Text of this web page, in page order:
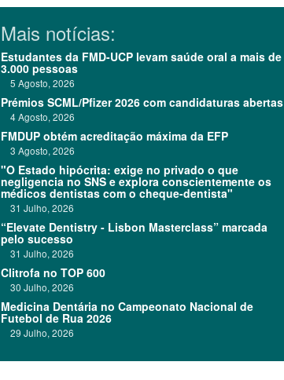
Mais notícias:
Estudantes da FMD-UCP levam saúde oral a mais de
3.000 pessoas
5 Agosto, 2026
Prémios SCML/Pfizer 2026 com candidaturas abertas
4 Agosto, 2026
FMDUP obtém acreditação máxima da EFP
3 Agosto, 2026
"O Estado hipócrita: exige no privado o que
negligencia no SNS e explora conscientemente os
médicos dentistas com o cheque-dentista"
31 Julho, 2026
“Elevate Dentistry - Lisbon Masterclass” marcada
pelo sucesso
31 Julho, 2026
Clitrofa no TOP 600
30 Julho, 2026
Medicina Dentária no Campeonato Nacional de
Futebol de Rua 2026
29 Julho, 2026